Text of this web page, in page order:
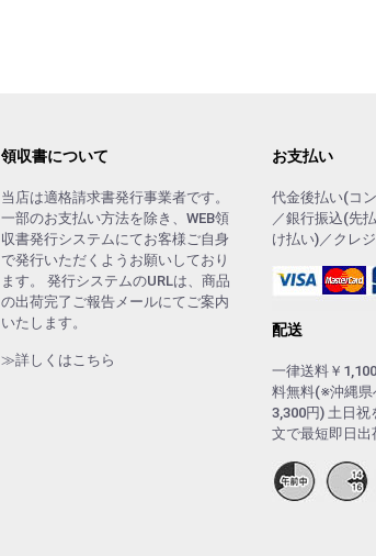
領収書について
当店は適格請求書発行事業者です。
一部のお支払い方法を除き、WEB領
収書発行システムにてお客様ご自身
で発行いただくようお願いしており
ます。 発行システムのURLは、商品
の出荷完了ご報告メールにてご案内
いたします。
≫詳しくはこちら
お支払い
代金後払い(コ
／銀行振込(先
け払い)／クレ
配送
一律送料￥
料無料(※沖縄県
3,300円) 土日
文で最短即日